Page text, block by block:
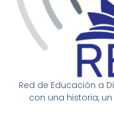
Red de Educación a
con una historia,